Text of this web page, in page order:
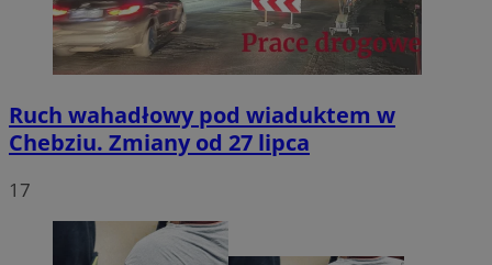
Ruch wahadłowy pod wiaduktem w
Chebziu. Zmiany od 27 lipca
17